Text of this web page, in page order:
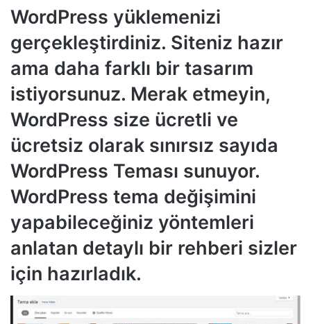
WordPress yüklemenizi
gerçekleştirdiniz. Siteniz hazır
ama daha farklı bir tasarım
istiyorsunuz. Merak etmeyin,
WordPress size ücretli ve
ücretsiz olarak sınırsız sayıda
WordPress Teması sunuyor.
WordPress tema değişimini
yapabileceğiniz yöntemleri
anlatan detaylı bir rehberi sizler
için hazırladık.